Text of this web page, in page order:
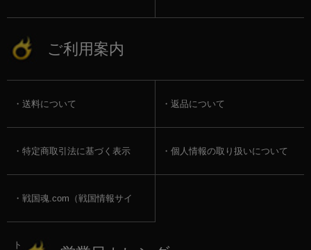
ご利用案内
送料について 返品について
特定商取引法に基づく表示 個人情報の取り扱いについて
戦国魂.com（戦国情報サイ
ト）